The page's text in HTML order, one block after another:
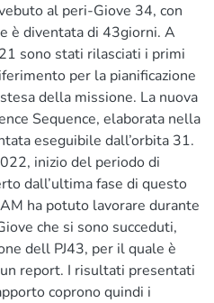
al peri-Giove 34, con
è diventata di 43giorni. A
sono stati rilasciati i primi
per la pianificazione
della missione. La nuova
Sequence, elaborata nella
eseguibile dall’orbita 31.
inizio del periodo di
dall’ultima fase di questo
ha potuto lavorare durante
che si sono succeduti,
dell PJ43, per il quale è
report. I risultati presentati
coprono quindi i